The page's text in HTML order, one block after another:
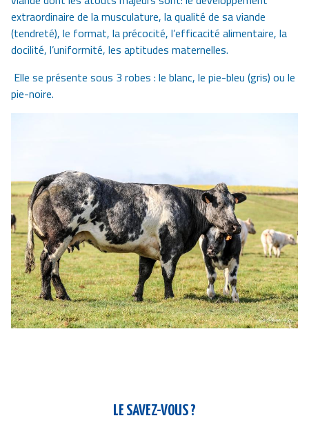
extraordinaire de la musculature, la qualité de sa viande
(tendreté), le format, la précocité, l’efficacité alimentaire, la
docilité, l’uniformité, les aptitudes maternelles.
Elle se présente sous 3 robes : le blanc, le pie-bleu (gris) ou le
pie-noire.
LE SAVEZ-VOUS ?